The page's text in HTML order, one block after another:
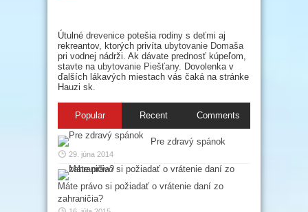
Útulné drevenice potešia rodiny s deťmi aj
rekreantov, ktorých privíta ubytovanie Domaša
pri vodnej nádrži. Ak dávate prednosť kúpeľom,
stavte na ubytovanie Piešťany. Dovolenka v
ďalších lákavých miestach vás čaká na stránke
Hauzi sk.
Popular Recent Comments
Pre zdravý spánok
29. júna 2014
Máte právo si požiadať o vrátenie daní zo
zahraničia?